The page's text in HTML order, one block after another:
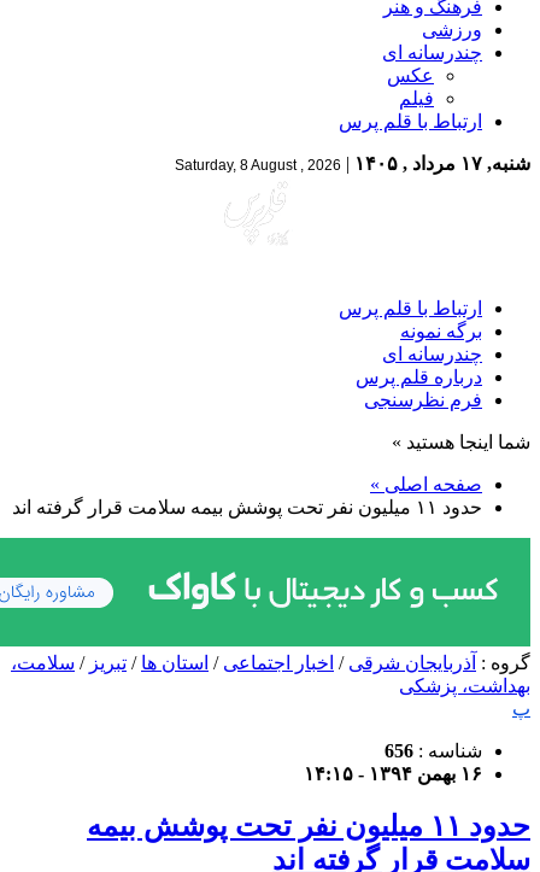
فرهنگ و هنر
ورزشی
چندرسانه ای
عکس
فیلم
ارتباط با قلم پرس
شنبه, ۱۷ مرداد , ۱۴۰۵ |
Saturday, 8 August , 2026
ارتباط با قلم پرس
برگه نمونه
چندرسانه ای
درباره قلم پرس
فرم نظرسنجی
شما اینجا هستید »
صفحه اصلی »
حدود ۱۱ میلیون نفر تحت پوشش بیمه سلامت قرار گرفته اند
گروه : آذربایجان شرقی / اخبار اجتماعی / استان ها / تبریز / سلامت،
بهداشت، پزشکی
پ
شناسه : 656
۱۶ بهمن ۱۳۹۴ - ۱۴:۱۵
حدود ۱۱ میلیون نفر تحت پوشش بیمه
سلامت قرار گرفته اند